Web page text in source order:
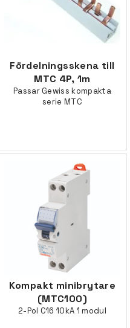
Fördelningsskena till
MTC 4P, 1m
Passar Gewiss kompakta
serie MTC
Kompakt minibrytare
(MTC100)
2-Pol C16 10kA 1 modul